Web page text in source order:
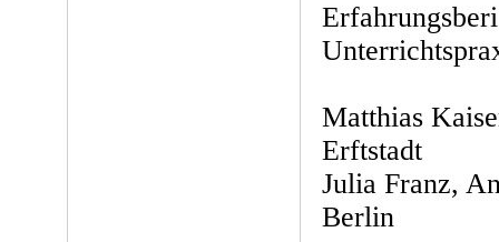
Matthias
Erftstadt
Julia Franz,
Berlin